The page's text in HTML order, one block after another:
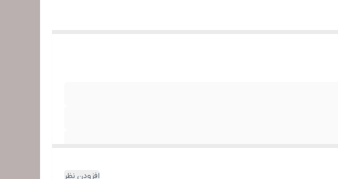
افزودن نظر